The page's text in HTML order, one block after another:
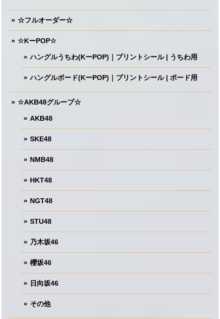
☆フルオーダー☆
☆KーPOP☆
ハングルうちわ(KーPOP)｜プリントシール | うちわ用
ハングルボード(KーPOP)｜プリントシール | ボード用
☆AKB48グループ☆
AKB48
SKE48
NMB48
HKT48
NGT48
STU48
乃木坂46
櫻坂46
日向坂46
その他